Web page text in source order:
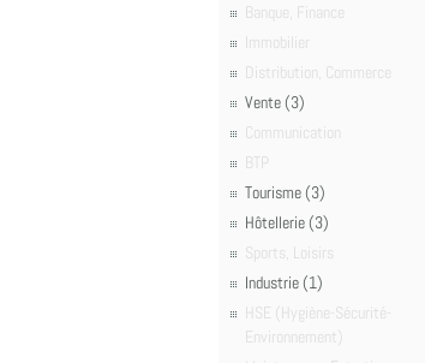
Banque, Finance
Immobilier
Distribution, Commerce
Vente (3)
Communication
BTP
Tourisme (3)
Hôtellerie (3)
Sports, Loisirs
Industrie (1)
HSE (Hygiène-Sécurité-
Environnement)